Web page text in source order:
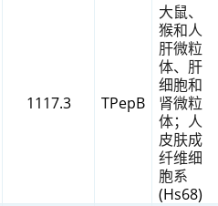
1117.3 TPepB
大鼠、
猴和人
肝微粒
体、肝
细胞和
肾微粒
体；人
皮肤成
纤维细
胞系
(Hs68)